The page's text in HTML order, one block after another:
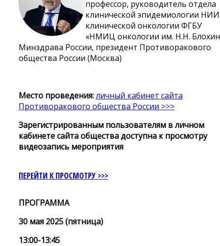
профессор, руководитель отдела
клинической эпидемиологии НИИ
клинической онкологии ФГБУ
«НМИЦ онкологии им. Н.Н.
Минздрава России, президент Противоракового
общества России (Москва)
Место проведения:личный кабинет сайта
Противоракового общества России >>>
Зарегистрированным пользователям в личном
кабинете сайта общества доступна к просмотру
видеозапись мероприятия
ПЕРЕЙТИ К ПРОСМОТРУ >>>
ПРОГРАММА
30 мая 2025 (пятница)
13:00-13:45